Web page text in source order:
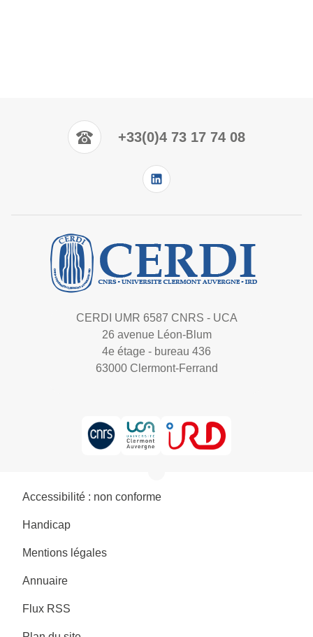
+33(0)4 73 17 74 08
CERDI UMR 6587 CNRS - UCA
26 avenue Léon-Blum
4e étage - bureau 436
63000 Clermont-Ferrand
Accessibilité : non conforme
Handicap
Mentions légales
Annuaire
Flux RSS